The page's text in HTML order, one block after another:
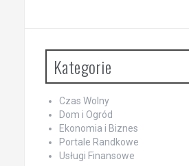
Kategorie
Czas Wolny
Dom i Ogród
Ekonomia i Biznes
Portale Randkowe
Usługi Finansowe